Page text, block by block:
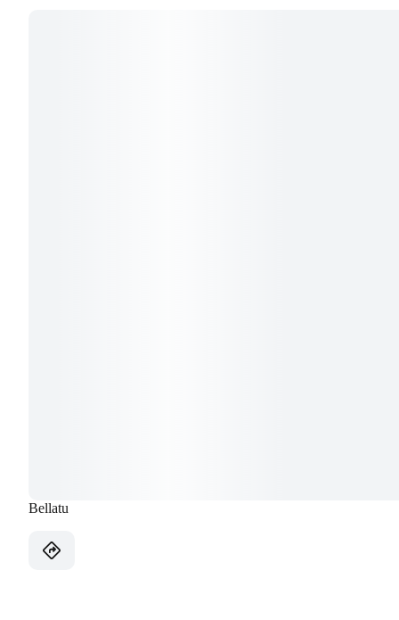
Bellatu